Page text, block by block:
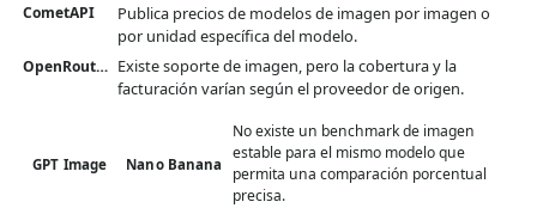
CometAPI
Publica precios de modelos de imagen por imagen o
por unidad específica del modelo.
OpenRouter Existe soporte de imagen, pero la cobertura y la
facturación varían según el proveedor de origen.
GPT Image Nano Banana
No existe un benchmark de imagen
estable para el mismo modelo que
permita una comparación porcentual
precisa.